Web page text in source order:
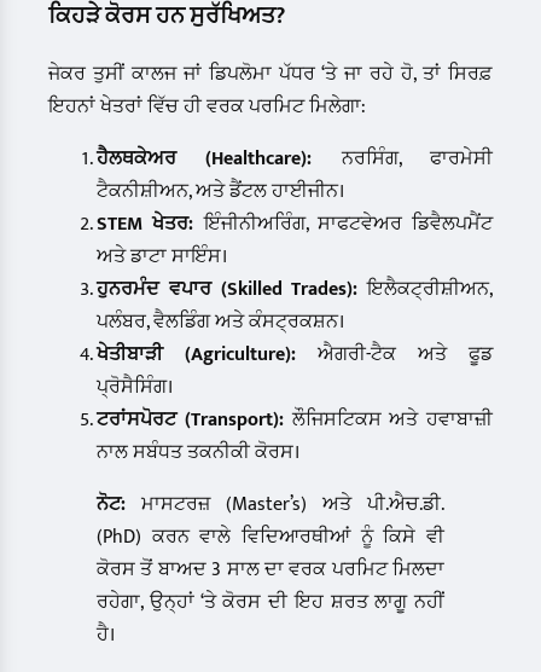
ਕਿਹੜੇ ਕੋਰਸ ਹਨ ਸੁਰੱਖਿਅਤ?
ਜੇਕਰ ਤੁਸੀਂ ਕਾਲਜ ਜਾਂ ਡਿਪਲੋਮਾ ਪੱਧਰ ‘ਤੇ ਜਾ ਰਹੇ ਹੋ, ਤਾਂ ਸਿਰਫ਼
ਇਹਨਾਂ ਖੇਤਰਾਂ ਵਿੱਚ ਹੀ ਵਰਕ ਪਰਮਿਟ ਮਿਲੇਗਾ:
ਹੈਲਥਕੇਅਰ (Healthcare): ਨਰਸਿੰਗ, ਫਾਰਮੇਸੀ
ਟੈਕਨੀਸ਼ੀਅਨ, ਅਤੇ ਡੈਂਟਲ ਹਾਈਜੀਨ।
STEM ਖੇਤਰ: ਇੰਜੀਨੀਅਰਿੰਗ, ਸਾਫਟਵੇਅਰ ਡਿਵੈਲਪਮੈਂਟ
ਅਤੇ ਡਾਟਾ ਸਾਇੰਸ।
ਹੁਨਰਮੰਦ ਵਪਾਰ (Skilled Trades): ਇਲੈਕਟ੍ਰੀਸ਼ੀਅਨ,
ਪਲੰਬਰ, ਵੈਲਡਿੰਗ ਅਤੇ ਕੰਸਟ੍ਰਕਸ਼ਨ।
ਖੇਤੀਬਾੜੀ (Agriculture): ਐਗਰੀ-ਟੈਕ ਅਤੇ ਫੂਡ
ਪ੍ਰੋਸੈਸਿੰਗ।
ਟਰਾਂਸਪੋਰਟ (Transport):ਲੌਜਿਸਟਿਕਸ ਅਤੇ ਹਵਾਬਾਜ਼ੀ
ਨਾਲ ਸਬੰਧਤ ਤਕਨੀਕੀ ਕੋਰਸ।
ਨੋਟ: ਮਾਸਟਰਜ਼ (Master’s) ਅਤੇ ਪੀ.ਐਚ.ਡੀ.
(PhD) ਕਰਨ ਵਾਲੇ ਵਿਦਿਆਰਥੀਆਂ ਨੂੰ ਕਿਸੇ ਵੀ
ਕੋਰਸ ਤੋਂ ਬਾਅਦ 3 ਸਾਲ ਦਾ ਵਰਕ ਪਰਮਿਟ ਮਿਲਦਾ
ਰਹੇਗਾ, ਉਨ੍ਹਾਂ ‘ਤੇ ਕੋਰਸ ਦੀ ਇਹ ਸ਼ਰਤ ਲਾਗੂ ਨਹੀਂ
ਹੈ।